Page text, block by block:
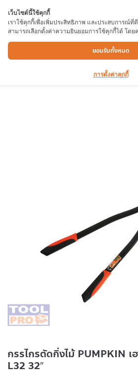
กรรไกรตัดกิ่งไม้ PUMPKIN
L32 32″
กรรไกรตัดกิ่งไม้ PUMPKIN เ
L32 32″
เว็บไซต์นี้ใช้คุกกี้
เราใช้คุกกี้เพื่อเพิ่มประสิทธิภาพ และประสบการณ์
สามารถเลือกตั้งค่าความยินยอมการใช้คุกกี้ได้ โดย
ยอมรับทั้งหมด
การตั้งค่าคุกกี้